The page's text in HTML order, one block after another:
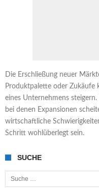
Die Erschließung neuer
Produktpalette oder Zukäufe
eines Unternehmens
bei denen Expansionen
wirtschaftliche
Schritt wohlüberlegt sein.
SUCHE
Suche nach: